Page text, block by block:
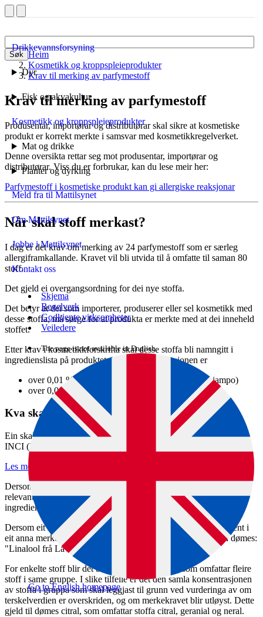
Søk
Drikkevannsforsyning
Dyr
Fisk og akvakultur
Kosmetikk og kroppspleieprodukter
Mat og drikke
Planter og dyrking
Meld fra til Mattilsynet
Om Mattilsynet
Jobbe i Mattilsynet
Kontakt oss
Skjema
Regelverk
Godkjente virksomheter
Veiledere
The page is not available in English.
Go to English homepage
Heim
Kosmetikk og kroppspleieprodukter
Krav til merking av parfymestoff
Krav til merking av parfymestoff
Produsentar, importørar og distributørar skal sikre at kosmetiske
produkt er korrekt merkte i samsvar med kosmetikkregelverket.
Denne oversikta rettar seg mot produsentar, importørar og
distributørar. Viss du er forbrukar, kan du lese meir her:
Parfymestoff i kosmetiske produkt kan gi allergiske reaksjonar
Når skal stoff merkast?
I dag er det krav om merking av 24 parfymestoff som er særleg
allergiframkallande. Kravet vil bli utvida til å omfatte til saman 80
stoff.
Det gjeld ei overgangsordning for dei nye stoffa.
Det betyr at dei som importerer, produserer eller sel kosmetikk med
desse stoffa, må sørge for at produkta er merkte med at dei inneheld
stoffet.
Etter krav i kosmetikkforskrifta skal desse stoffa bli namngitt i
ingredienslista på produktet dersom konsentrasjonen er
over 0,01 % i produkt som skyljast av (til dømes sjampo)
over 0,001 % i andre produkt (til dømes krem)
Kva skal stå i ingredienslista?
Ein skal oppgji parfymestoffa med eit namn frå ei standardliste,
INCI (International Nomenclature of Cosmetic).
Les meir om INCI og kvar du kan leite opp namna
Dersom eit produkt inneheld ei parfymeblanding, skal både dei
relevante parfymestoffa og "parfum" eller "aroma" stå i
ingredienslista.
Dersom eit merkepliktig parfymestoff inngår som ein komponent i
eit anna merkepliktig parfymestoff, skal begge oppgivast. Til dømes:
"Linalool frå Lavandula oil."
For enkelte stoff blir det brukt ei samlenemning som omfattar fleire
stoff i same gruppe. I slike tilfelle er det den samla konsentrasjonen
av stoffa i gruppa som skal leggjast til grunn ved vurderinga av om
terskelverdien er overskriden, og om merkekravet blir utløyst. Dette
gjeld til dømes citral, som omfattar stoffa citral, geranial og neral.